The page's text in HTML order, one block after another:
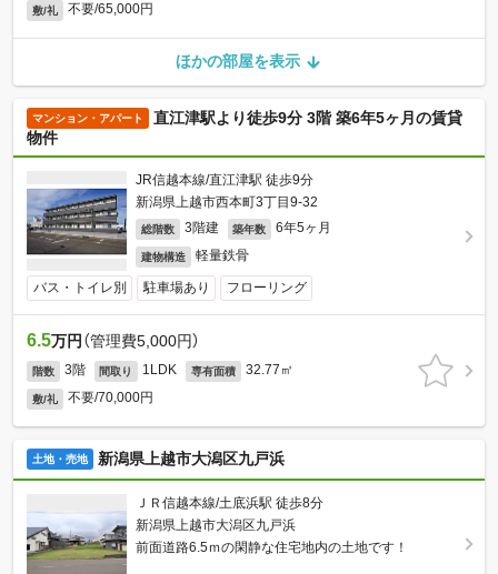
敷/礼 不要/65,000円
ほかの部屋を表示
マンション・アパート
直江津駅より徒歩9分 3階 築6年5ヶ月の賃貸
物件
JR信越本線/直江津駅 徒歩9分
新潟県上越市西本町3丁目9-32
総階数 3階建 築年数 6年5ヶ月
建物構造 軽量鉄骨
バス・トイレ別 駐車場あり フローリング
6.5万円 （管理費5,000円）
階数 3階 間取り 1LDK 専有面積 32.77㎡
敷/礼 不要/70,000円
土地・売地 新潟県上越市大潟区九戸浜
ＪＲ信越本線/土底浜駅 徒歩8分
新潟県上越市大潟区九戸浜
前面道路6.5ｍの閑静な住宅地内の土地です！